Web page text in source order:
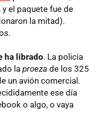
el paquete fue de
la mitad).
ha librado. La policía
la proeza de los 325
un avión comercial.
ese día
o algo, o vaya